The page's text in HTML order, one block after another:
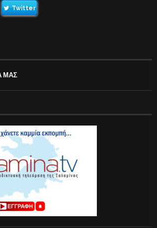
Twitter
ΜΑΣ